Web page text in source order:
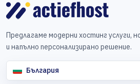
Предлагаме модерни хостинг услуги,
и напълно персонализирано решение.
България